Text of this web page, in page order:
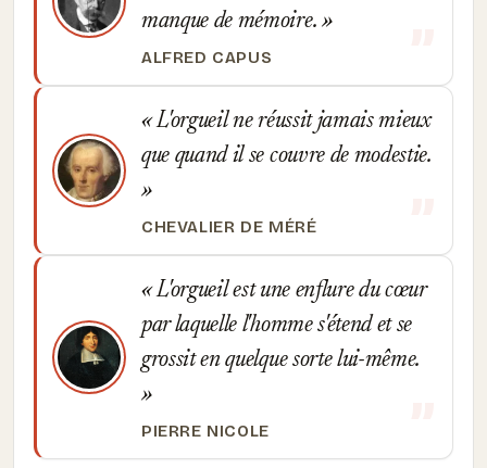
manque de mémoire.
ALFRED CAPUS
L'orgueil ne réussit jamais mieux
que quand il se couvre de modestie.
CHEVALIER DE MÉRÉ
L'orgueil est une enflure du cœur
par laquelle l'homme s'étend et se
grossit en quelque sorte lui-même.
PIERRE NICOLE